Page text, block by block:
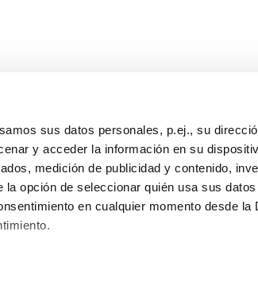
sus datos personales, p.ej., su
y acceder la información en su
medición de publicidad y contenido,
opción de seleccionar quién usa sus
en cualquier momento desde la